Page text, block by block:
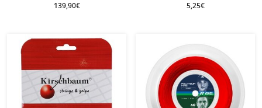
139,90€ 5,25€